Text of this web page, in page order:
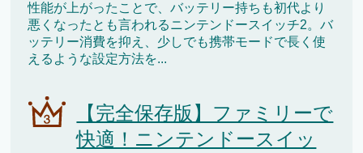
性能が上がったことで、バッテリー持ちも初代より
悪くなったとも言われるニンテンドースイッチ2。バ
ッテリー消費を抑え、少しでも携帯モードで長く使
えるような設定方法を...
【完全保存版】ファミリーで
快適！ニンテンドースイッ